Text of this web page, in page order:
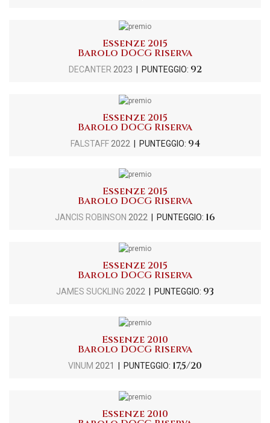
Essenze 2015
Barolo DOCG Riserva
DECANTER 2023 | PUNTEGGIO: 92
Essenze 2015
Barolo DOCG Riserva
FALSTAFF 2022 | PUNTEGGIO: 94
Essenze 2015
Barolo DOCG Riserva
JANCIS ROBINSON 2022 | PUNTEGGIO: 16
Essenze 2015
Barolo DOCG Riserva
JAMES SUCKLING 2022 | PUNTEGGIO: 93
Essenze 2010
Barolo DOCG Riserva
VINUM 2021 | PUNTEGGIO: 17,5/20
Essenze 2010